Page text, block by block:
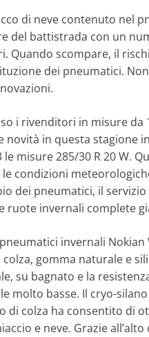
di neve contenuto nel
del battistrada con un
Quando scompare, il
dei pneumatici.
i rivenditori in misure da
novità in questa stagione
le misure 285/30 R 20 W.
condizioni
dei pneumatici, il
ruote invernali complete
invernali
gomma naturale e
su bagnato e la
molto basse. Il cryo-
di colza ha consentito di
e neve. Grazie